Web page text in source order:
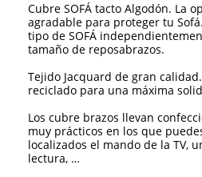
Cubre SOFÁ tacto Algodón. La
agradable para proteger tu
tipo de SOFÁ
tamaño de reposabrazos.
Tejido Jacquard de gran
reciclado para una máxima
Los cubre brazos llevan
muy prácticos en los que
localizados el mando de la TV,
lectura, …